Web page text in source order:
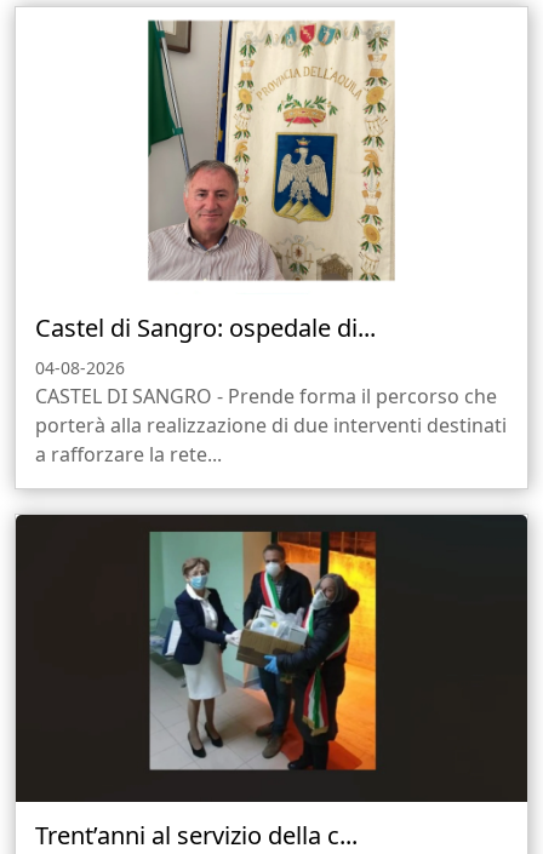
Castel di Sangro: ospedale di...
04-08-2026
CASTEL DI SANGRO - Prende forma il percorso che
porterà alla realizzazione di due interventi destinati
a rafforzare la rete...
Trent’anni al servizio della c...